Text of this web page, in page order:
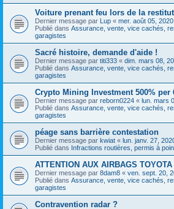
Voiture prenant feu lors de la
Dernier message par Lup « mer. août 05,
Publié dans Assurance, vente, vice cachés,
garagistes
Sacré histoire, demande d'aide !
Dernier message par titi333 « dim. mars 08,
Publié dans Assurance, vente, vice cachés,
garagistes
Crypto Mining Investment 500%
Dernier message par reborn0224 « lun. mars
Publié dans Assurance, vente, vice cachés,
garagistes
péage sans barrière contestation
Dernier message par kwiat « lun. janv. 27,
Publié dans Infractions routières, permis à
ATTENTION AUX AIRBAGS TOYOTA
Dernier message par 8dam8 « ven. sept. 20,
Publié dans Assurance, vente, vice cachés,
garagistes
Contravention radar ?